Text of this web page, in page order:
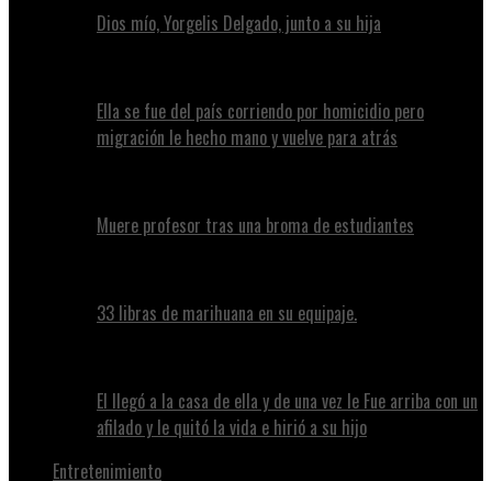
Dios mío, Yorgelis Delgado, junto a su hija
Ella se fue del país corriendo por homicidio pero
migración le hecho mano y vuelve para atrás
Muere profesor tras una broma de estudiantes
33 libras de marihuana en su equipaje.
El llegó a la casa de ella y de una vez le Fue arriba con un
afilado y le quitó la vida e hirió a su hijo
Entretenimiento